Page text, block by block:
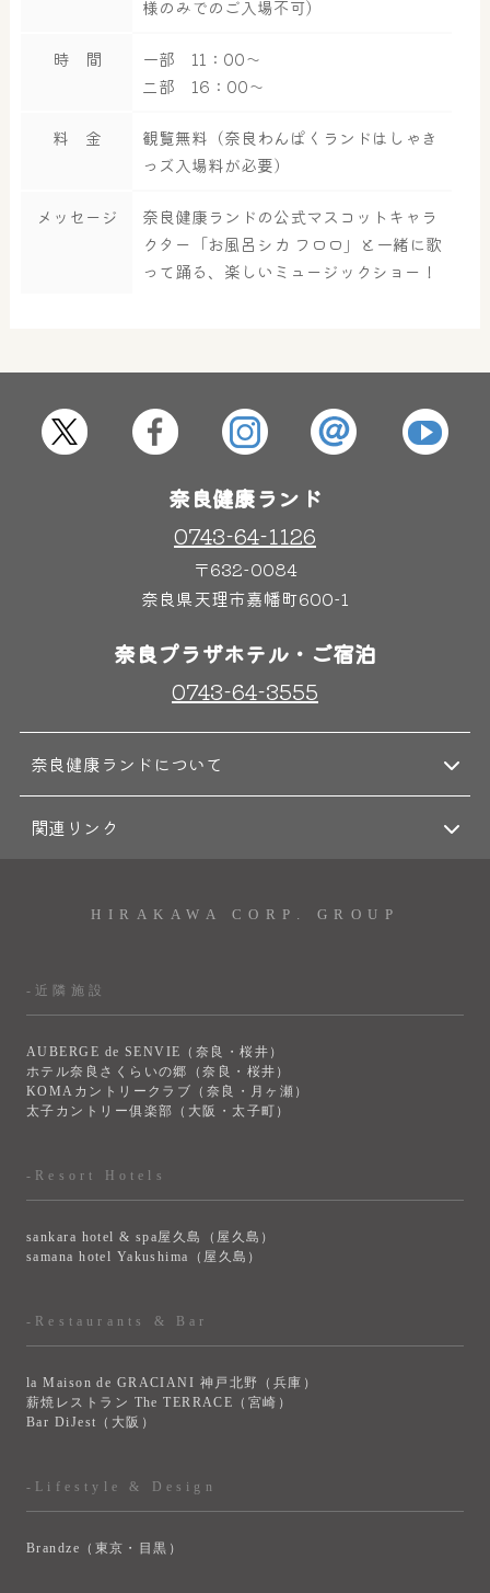
屋内レジャープール グルメ
奈良わんぱくランド
ボディケア
様のみでのご入場不可)
時 間
一部 11：00～
二部 16：00～
料 金
観覧無料（奈良わんぱくランドはしゃき
っズ入場料が必要）
メッセージ
奈良健康ランドの公式マスコットキャラ
クター「お風呂シカ フロロ」と一緒に歌
って踊る、楽しいミュージックショー！
奈良健康ランド
0743-64-1126
〒632-0084
奈良県天理市嘉幡町600-1
奈良プラザホテル・ご宿泊
0743-64-3555
奈良健康ランドについて
関連リンク
HIRAKAWA CORP. GROUP
-近隣施設
AUBERGE de SENVIE（奈良・桜井）
ホテル奈良さくらいの郷（奈良・桜井）
KOMAカントリークラブ（奈良・月ヶ瀬）
太子カントリー俱楽部（大阪・太子町）
-Resort Hotels
sankara hotel & spa屋久島（屋久島）
samana hotel Yakushima（屋久島）
-Restaurants & Bar
la Maison de GRACIANI 神戸北野（兵庫）
薪焼レストラン The TERRACE（宮崎）
Bar DiJest（大阪）
-Lifestyle & Design
Brandze（東京・目黒）